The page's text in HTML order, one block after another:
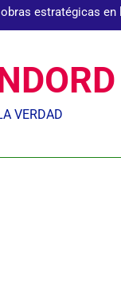
estratégicas
recuperar fuerza
y la 𝗴𝗲𝘀𝘁𝗶ó𝗻
VERDAD